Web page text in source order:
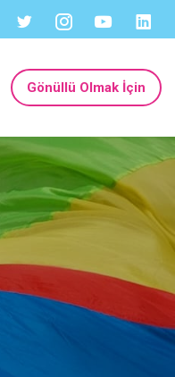
Gönüllü Olmak İçin